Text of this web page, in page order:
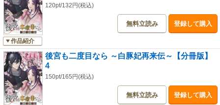
作品紹介
120pt/132円(税込)
無料立読み 登録して購入
後宮も二度目なら ～白豚妃再来伝～【分冊版】
4
150pt/165円(税込)
無料立読み 登録して購入